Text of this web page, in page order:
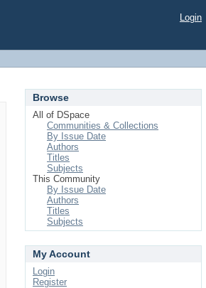
Login
Browse
All of DSpace
Communities & Collections
By Issue Date
Authors
Titles
Subjects
This Community
By Issue Date
Authors
Titles
Subjects
My Account
Login
Register